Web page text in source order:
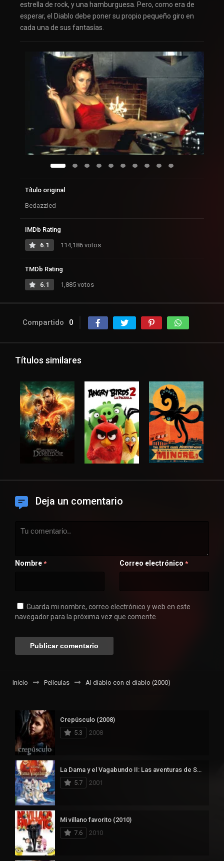
estrella de rock, y una hamburguesa. Pero, como era de
esperar, el Diablo debe poner su propio pequeño giro en
cada una de sus fantasías.
Título original
Bedazzled
IMDb Rating
6.1 114,186 votos
TMDb Rating
6.1 1,885 votos
Compartido 0
Títulos similares
Deja un comentario
Nombre * Correo electrónico *
Guarda mi nombre, correo electrónico y web en este
navegador para la próxima vez que comente.
Inicio Películas Al diablo con el diablo (2000)
Crepúsculo (2008)
5.3
2008
La Dama y el Vagabundo II: Las aventuras de Scamp (2001)
5.7
2001
Mi villano favorito (2010)
7.6
2010